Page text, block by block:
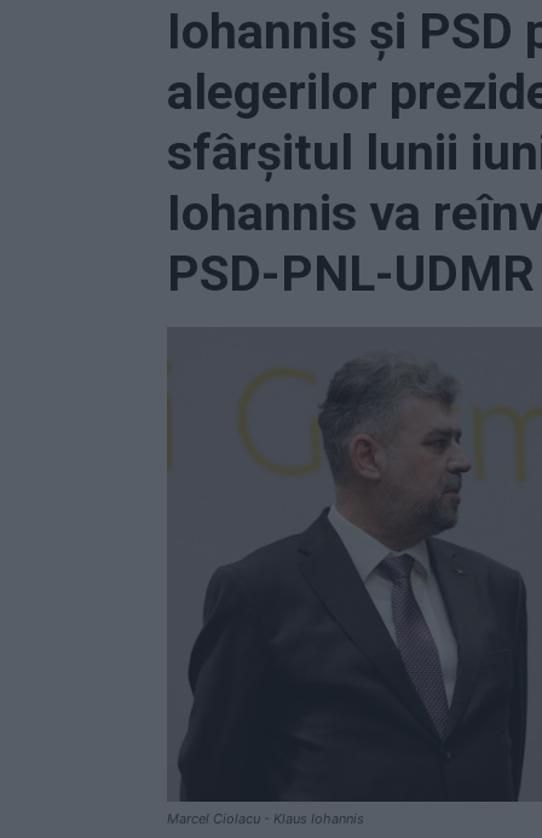
Iohannis și PSD
alegerilor
sfârșitul lunii
Iohannis va
PSD-PNL-
Marcel Ciolacu - Klaus Iohannis